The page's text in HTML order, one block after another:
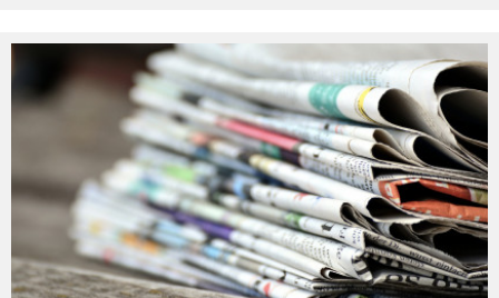
Tilmeld
dig
nyhedsbrevet